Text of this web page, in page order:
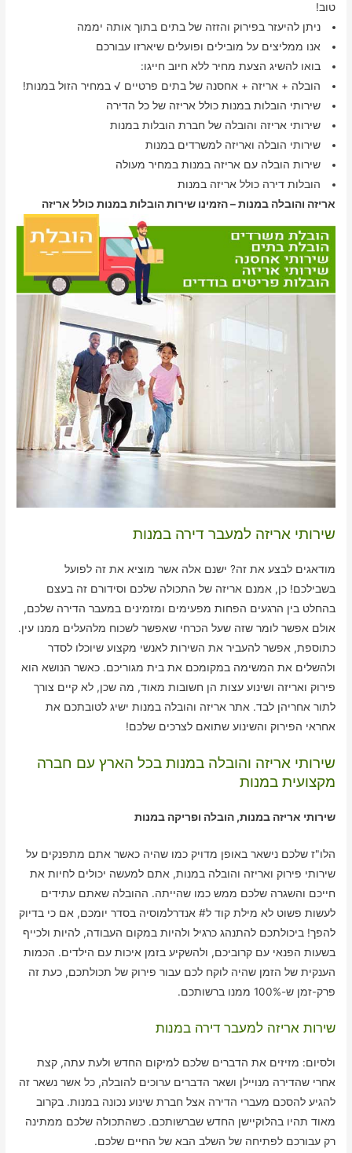
טוב!
ניתן להיעזר בפירוק והזזה של בתים בתוך אותה יממה
אנו ממליצים על מובילים ופועלים שיארזו עבורכם
בואו להשיג הצעת מחיר ללא חיוב חייגו:
הובלה + אריזה + אחסנה של בתים פרטיים √ במחיר הזול במנות!
שירותי הובלות במנות כולל אריזה של כל הדירה
שירותי אריזה והובלה של חברת הובלות במנות
שירותי הובלה ואריזה למשרדים במנות
שירות הובלה עם אריזה במנות במחיר מעולה
הובלות דירה כולל אריזה במנות
אריזה והובלה במנות – הזמינו שירות הובלות במנות כולל אריזה
שירותי אריזה למעבר דירה במנות
מודאגים לבצע את זה? ישנם אלה אשר מוציא את זה לפועל
בשבילכם! כן, אמנם אריזה של התכולה שלכם וסידורם זה בעצם
בהחלט בין הרגעים הפחות מפעימים ומזמינים במעבר הדירה שלכם,
אולם אפשר לומר שזה שעל הכרחי שאפשר לשכוח מלהעלים ממנו עין.
כתוספת, אפשר להעביר את השירות לאנשי מקצוע שיוכלו לסדר
ולהשלים את המשימה במקומכם את בית מגוריכם. כאשר הנושא הוא
פירוק ואריזה ושינוע עצות הן חשובות מאוד, מה שכן, לא קיים צורך
לתור אחריהן לבד. אתר אריזה והובלה במנות ישיג לטובתכם את
אחראי הפירוק והשינוע שתואם לצרכים שלכם!
שירותי אריזה והובלה במנות בכל הארץ עם חברה
מקצועית במנות
שירותי אריזה במנות, הובלה ופריקה במנות
הלו"ז שלכם נישאר באופן מדויק כמו שהיה כאשר אתם מתפנקים על
שירותי פירוק ואריזה והובלה במנות, אתם למעשה יכולים לחיות את
חייכם והשגרה שלכם ממש כמו שהייתה. ההובלה שאתם עתידים
לעשות פשוט לא מילת קוד ל# אנדרלמוסיה בסדר יומכם, אם כי בדיוק
להפך! ביכולתכם להתנהג כרגיל ולהיות במקום העבודה, להיות ולכייף
בשעות הפנאי עם קרוביכם, ולהשקיע בזמן איכות עם הילדים. הכמות
הענקית של הזמן שהיה לוקח לכם עבור פירוק של תכולתכם, כעת זה
פרק-זמן ש-100% ממנו ברשותכם.
שירות אריזה למעבר דירה במנות
ולסיום: מזיזים את הדברים שלכם למיקום החדש ולעת עתה, קצת
אחרי שהדירה מנויילן ושאר הדברים ערוכים להובלה, כל אשר נשאר זה
להגיע להסכם מעברי הדירה אצל חברת שינוע נכונה במנות. בקרוב
מאוד תהיו בהלוקיישן החדש שברשותכם. כשהתכולה שלכם ממתינה
רק עבורכם לפתיחה של השלב הבא של החיים שלכם.